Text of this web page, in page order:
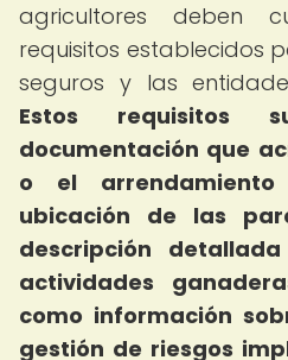
agricultores deben
requisitos establecidos
seguros y las
Estos requisitos
documentación que
o el
ubicación de las
descripción
actividades
como información
gestión de riesgos